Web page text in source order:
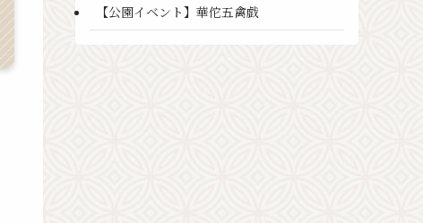
【公園イベント】華佗五禽戯